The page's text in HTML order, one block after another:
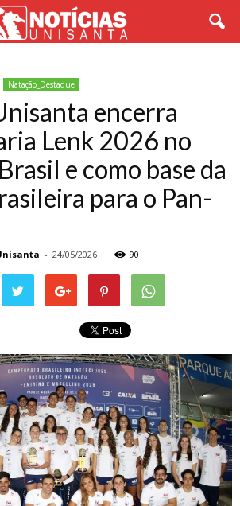
Natação_Destaque
encerra
Lenk 2026 no
e como base da
para o Pan-
- 24/05/2026 90